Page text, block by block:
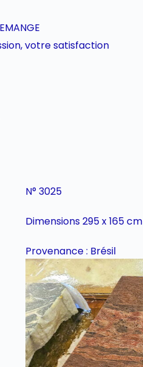
votre satisfaction
N° 3025
Dimensions 295 x 165 cm
Provenance : Brésil